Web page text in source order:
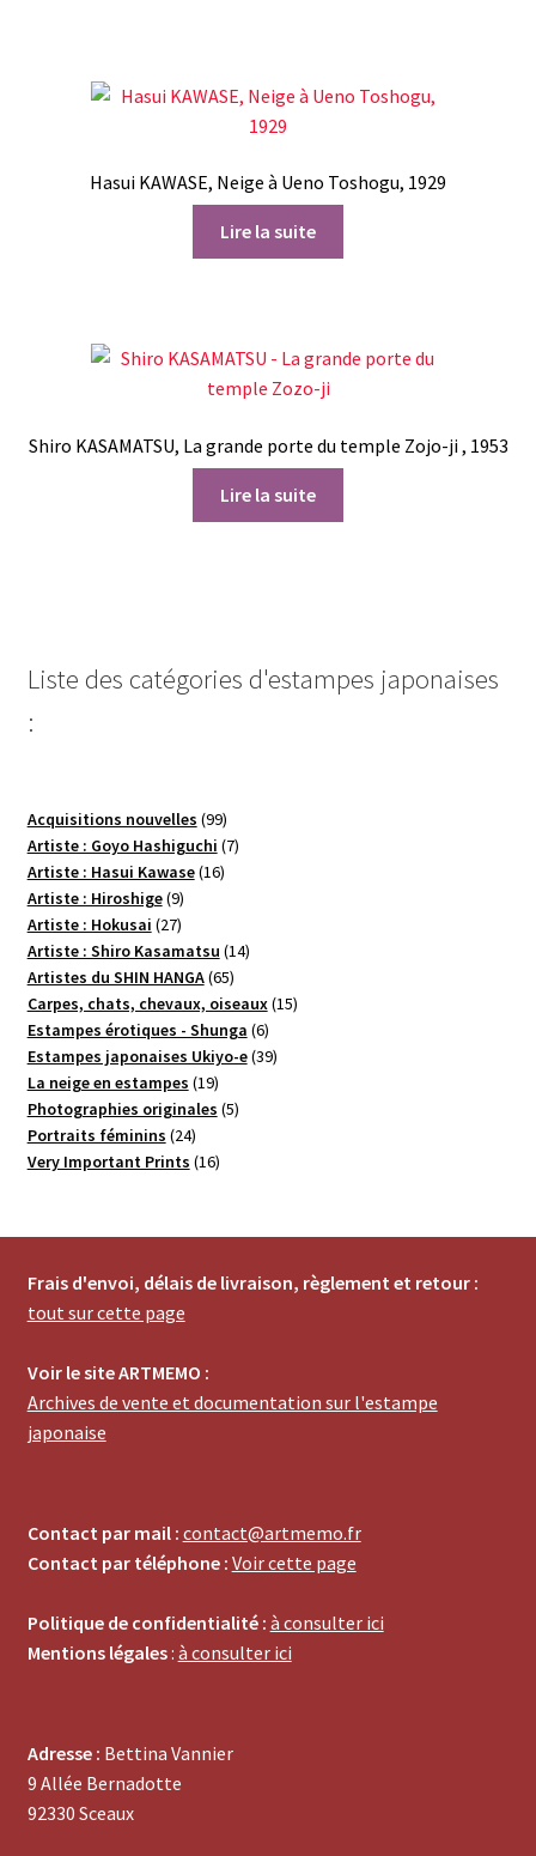
Hasui KAWASE, Neige à Ueno Toshogu, 1929
Lire la suite
Shiro KASAMATSU, La grande porte du temple Zojo-ji , 1953
Lire la suite
Liste des catégories d'estampes japonaises
:
Acquisitions nouvelles 9999
produits
Artiste : Goyo Hashiguchi 77
Artiste : Hasui Kawase 1616
Artiste : Hiroshige 99
produits
Artiste : Hokusai 2727
produits
Artiste : Shiro Kasamatsu 1414
Artistes du SHIN HANGA 6565
produits
Carpes, chats, chevaux, oiseaux 1515
Estampes érotiques - Shunga 66
produits
Estampes japonaises Ukiyo-e 3939
La neige en estampes 1919
produits
Photographies originales 55
Portraits féminins 2424
produits
Very Important Prints 1616
Frais d'envoi, délais de livraison, règlement et retour :
tout sur cette page
Voir le site ARTMEMO :
Archives de vente et documentation sur l'estampe
japonaise
Contact par mail : contact@artmemo.fr
Contact par téléphone : Voir cette page
Politique de confidentialité : à consulter ici
Mentions légales: à consulter ici
Adresse : Bettina Vannier
9 Allée Bernadotte
92330 Sceaux